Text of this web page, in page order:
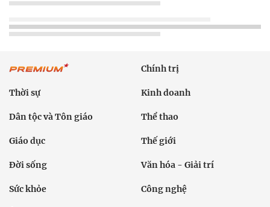
Chính trị
Thời sự Kinh doanh
Dân tộc và Tôn giáo Thể thao
Giáo dục Thế giới
Đời sống Văn hóa - Giải trí
Sức khỏe Công nghệ